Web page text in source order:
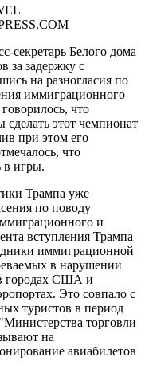
секретарь Белого дома
за задержку с
на разногласия по
иммиграционного
что
сделать этот чемпионат
при этом его
что
в игры.
Трампа уже
по поводу
и
вступления Трампа
иммиграционной
в нарушении
городах США и
Это совпало с
туристов в период
торговли
на
авиабилетов